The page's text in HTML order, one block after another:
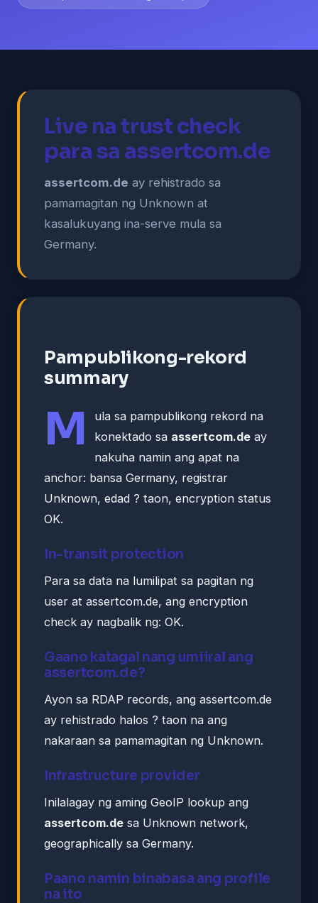
Live na trust check
para sa assertcom.de
assertcom.de ay rehistrado sa
pamamagitan ng Unknown at
kasalukuyang ina-serve mula sa
Germany.
Pampublikong-rekord
summary
M
ula sa pampublikong rekord na
konektado sa assertcom.de ay
nakuha namin ang apat na
anchor: bansa Germany, registrar
Unknown, edad ? taon, encryption status
OK.
In-transit protection
Para sa data na lumilipat sa pagitan ng
user at assertcom.de, ang encryption
check ay nagbalik ng: OK.
Gaano katagal nang umiiral ang
assertcom.de?
Ayon sa RDAP records, ang assertcom.de
ay rehistrado halos ? taon na ang
nakaraan sa pamamagitan ng Unknown.
Infrastructure provider
Inilalagay ng aming GeoIP lookup ang
assertcom.de sa Unknown network,
geographically sa Germany.
Paano namin binabasa ang profile
na ito